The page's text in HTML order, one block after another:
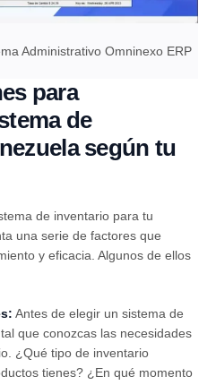
Administrativo Omninexo ERP
para
de
según tu
de inventario para tu
una serie de factores que
y eficacia. Algunos de ellos
Antes de elegir un sistema de
que conozcas las necesidades
¿Qué tipo de inventario
tienes? ¿En qué momento